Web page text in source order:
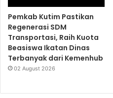
Pemkab Kutim Pastikan
Regenerasi SDM
Transportasi, Raih Kuota
Beasiswa Ikatan Dinas
Terbanyak dari Kemenhub
02 August 2026